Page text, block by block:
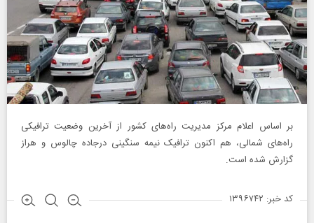
بر اساس اعلام مرکز مدیریت راه‌های کشور از آخرین وضعیت ترافیکی
راه‌های شمالی، هم اکنون ترافیک نیمه سنگینی درجاده چالوس و هراز
گزارش شده است.
کد خبر: ۱۳۹۶۷۴۲